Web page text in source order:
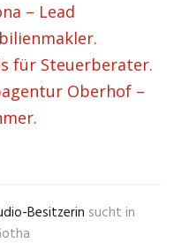
– Lead
für Steuerberater.
Oberhof –
Besitzerin sucht in